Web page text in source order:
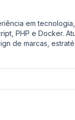
em
PHP e Docker.
de marcas,